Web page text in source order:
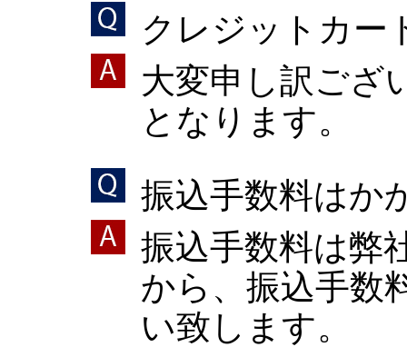
クレジットカー
大変申し訳ござ
となります。
振込手数料はか
振込手数料は弊
から、振込手数
い致します。